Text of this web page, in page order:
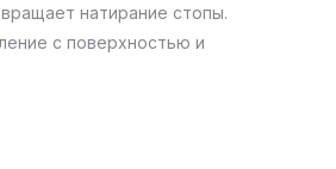
натирание стопы.
с поверхностью и